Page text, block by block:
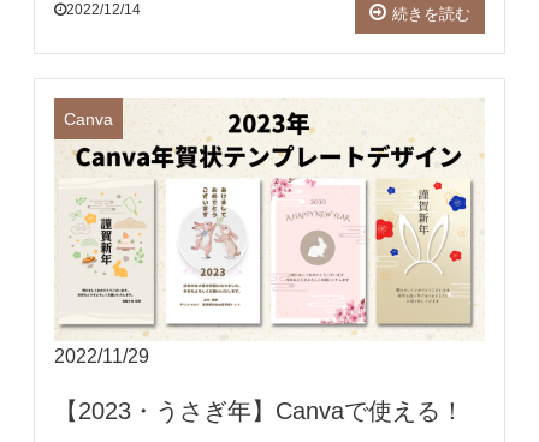
2022/12/14 続きを読む
Canva
2022/11/29
【2023・うさぎ年】Canvaで使える！